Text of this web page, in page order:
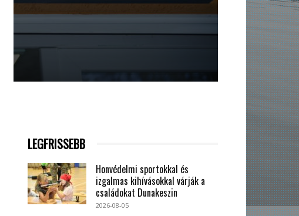
LEGFRISSEBB
Honvédelmi sportokkal és
izgalmas kihívásokkal várják a
családokat Dunakeszin
2026-08-05